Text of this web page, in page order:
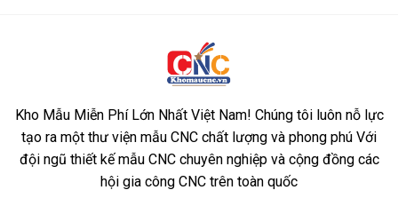
Kho Mẫu Miễn Phí Lớn Nhất Việt Nam! Chúng tôi luôn nỗ lực
tạo ra một thư viện mẫu CNC chất lượng và phong phú Với
đội ngũ thiết kế mẫu CNC chuyên nghiệp và cộng đồng các
hội gia công CNC trên toàn quốc